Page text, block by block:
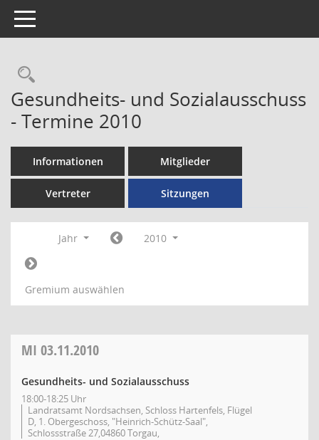
Toggle navigation
Rechercheauswahl
Gesundheits- und Sozialausschuss
- Termine 2010
Informationen Mitglieder
Vertreter Sitzungen
Jahr 2010
Gremium auswählen
MI 03.11.2010
Gesundheits- und Sozialausschuss
18:00-18:25 Uhr
Landratsamt Nordsachsen, Schloss Hartenfels, Flügel
D, 1. Obergeschoss, "Heinrich-Schütz-Saal",
Schlossstraße 27,04860 Torgau,